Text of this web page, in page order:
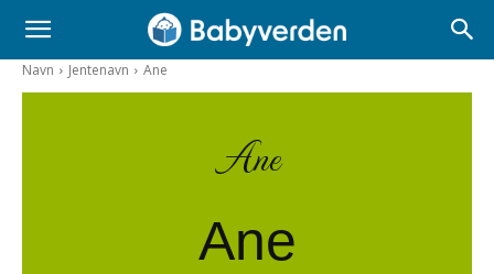
Navn Jentenavn Ane
Ane
Ane